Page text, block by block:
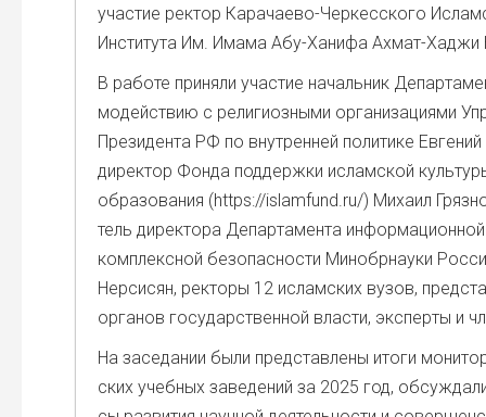
уча­стие рек­тор Кара­чае­во-Чер­кес­ско­го
Инсти­ту­та Им. Има­ма Абу-Хани­фа Ахмат-Хаджи
В рабо­те при­ня­ли уча­стие началь­ник
мо­дей­ствию с рели­ги­оз­ны­ми орга­ни­за­ци­я­ми
Пре­зи­ден­та РФ по внут­рен­ней поли­ти­ке
дирек­тор Фон­да под­держ­ки ислам­ской
обра­зо­ва­ния (https://islamfund.ru/) Миха­ил
тель дирек­то­ра Депар­та­мен­та инфор­ма­ци­он­ной
ком­плекс­ной без­опас­но­сти Мино­бр­на­у­ки
Нер­си­сян, рек­то­ры 12 ислам­ских вузов,
орга­нов госу­дар­ствен­ной вла­сти, экс­пер­ты и
На засе­да­нии были пред­став­ле­ны ито­ги
ских учеб­ных заве­де­ний за 2025 год,